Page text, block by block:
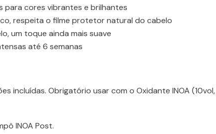
para cores vibrantes e brilhantes
respeita o filme protetor natural do cabelo
um toque ainda mais suave
até 6 semanas
incluídas. Obrigatório usar com o Oxidante INOA (10vol,
INOA Post.